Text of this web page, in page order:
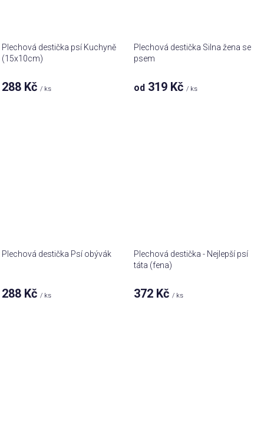
Plechová destička psí Kuchyně
(15x10cm)
288 Kč / ks
Plechová destička Silna žena se
psem
od 319 Kč / ks
Plechová destička Psí obývák
288 Kč/ ks
Plechová destička - Nejlepší psí
táta (fena)
372 Kč/ ks